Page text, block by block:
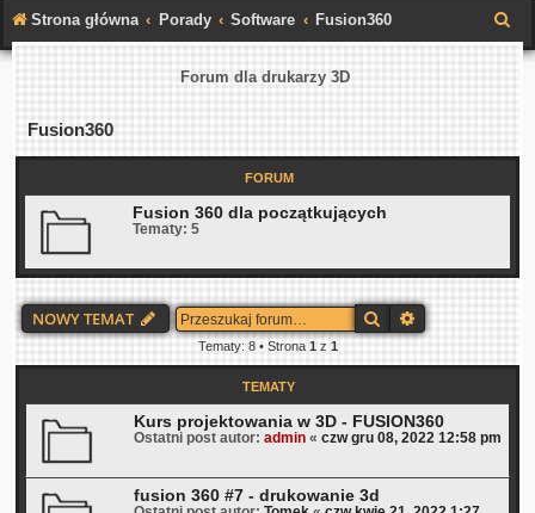
Strona główna Porady Software Fusion360
z
Forum dla drukarzy 3D
Fusion360
FORUM
Fusion 360 dla początkujących
Tematy: 5
NOWY TEMAT Szukaj
Tematy: 8 • Strona 1 z 1
TEMATY
Kurs projektowania w 3D - FUSION360
Ostatni post autor: admin« czw gru 08, 2022 12:58 pm
fusion 360 #7 - drukowanie 3d